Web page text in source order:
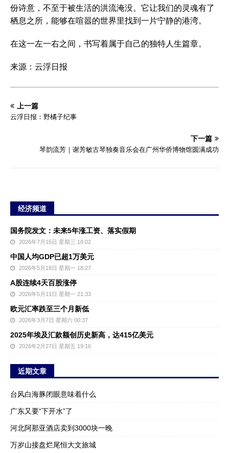
份诗意，不至于被生活的洪流淹没。它让我们的灵魂有了
栖息之所，能够在喧嚣的世界里找到一片宁静的港湾。
在这一左一右之间，书写着属于自己的独特人生篇章。
来源：云浮日报
上一篇
云浮日报：野橘子纪事
下一篇
琴韵流芳｜谢芳敏古琴独奏音乐会在广州华侨博物馆圆满成功
经济频道
国务院发文：未来5年涨工资、落实假期
2026年7月15日 星期三 18:02
中国人均GDP已超1万美元
2026年5月18日 星期一 18:27
A股连续4天百股涨停
2026年5月11日 星期一 21:33
欧元汇率跌至三个月新低
2026年3月7日 星期六 00:37
2025年埃及汇款额创历史新高，达415亿美元
2026年2月27日 星期五 19:16
近期文章
台风白海豚闭眼意味着什么
广东又要“下开水”了
河北阿那亚酒店卖到3000块一晚
万岁山接盘烂尾恒大文旅城